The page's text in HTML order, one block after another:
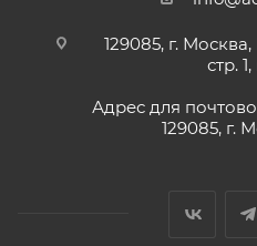
129085, г.
стр.
Адрес для
129085, г.